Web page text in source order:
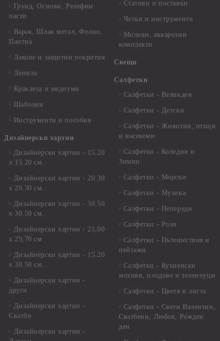
Грунд, Основи, Релефни
пасти
Варак, Шлак метал, Фолио,
Пантна
Лакове и защитни покрития
Лепила
Краклета и медиуми
Шаблони
Инструменти и пособия
Дизайнерски хартии
Дизайнерски хартии - 15.20
х 15.20 см.
Дизайнерски хартии - 20.30
х 20.30 см.
Дизайнерски хартии - 30.50
х 30.50 см.
Дизайнерски хартии - 21,00
х 29,70 см
Дизайнерски хартии - 15.20
x 30.50 см.
Дизайнерски хартии -
други
Дизайнерски хартии -
Сватби
Дизайнерски хартии -
Стативи и поставки
Четки и инструменти
Моливи, акварелни
комплекти
Свещи
Салфетки
Салфетки - Великден
Салфетки - Детски
Салфетки - Животни, птици
и насекоми
Салфетки - Коледни и
Зимни
Салфетки - Морски
Салфетки - Музика
Салфетки - Пеперуди
Салфетки - Рози
Салфетки - Пътешествия и
пейзажи
Салфетки - Кухненски
мотиви, плодове и зеленчуци
Салфетки - Цветя и листа
Салфетки - Свети Валентин,
Сватбени, Любов, Рожден
ден